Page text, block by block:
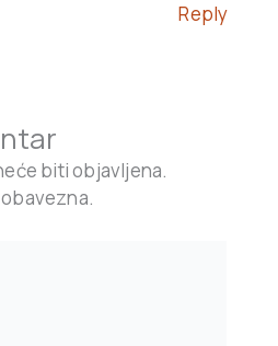
Reply
biti objavljena.